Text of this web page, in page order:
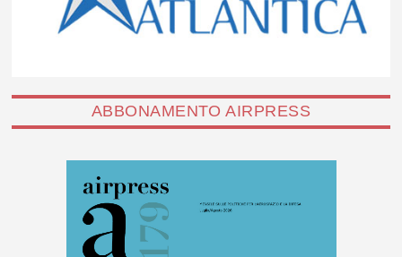
ABBONAMENTO AIRPRESS